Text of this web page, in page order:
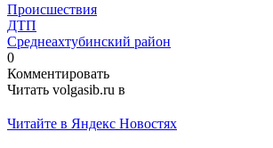
Происшествия
ДТП
Среднеахтубинский район
0
Комментировать
Читать volgasib.ru в
Читайте в Яндекс Новостях